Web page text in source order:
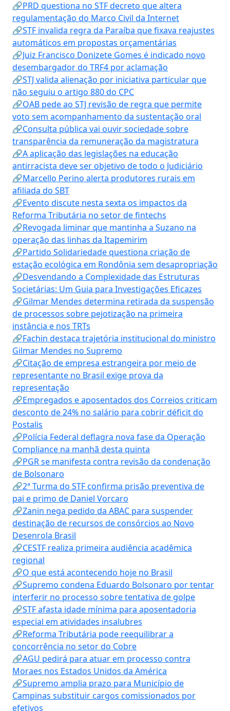
🔗PRD questiona no STF decreto que altera
regulamentação do Marco Civil da Internet
🔗STF invalida regra da Paraíba que fixava reajustes
automáticos em propostas orçamentárias
🔗Juiz Francisco Donizete Gomes é indicado novo
desembargador do TRF4 por aclamação
🔗STJ valida alienação por iniciativa particular que
não seguiu o artigo 880 do CPC
🔗OAB pede ao STJ revisão de regra que permite
voto sem acompanhamento da sustentação oral
🔗Consulta pública vai ouvir sociedade sobre
transparência da remuneração da magistratura
🔗A aplicação das legislações na educação
antirracista deve ser objetivo de todo o Judiciário
🔗Marcello Perino alerta produtores rurais em
afiliada do SBT
🔗Evento discute nesta sexta os impactos da
Reforma Tributária no setor de fintechs
🔗Revogada liminar que mantinha a Suzano na
operação das linhas da Itapemirim
🔗Partido Solidariedade questiona criação de
estação ecológica em Rondônia sem desapropriação
🔗Desvendando a Complexidade das Estruturas
Societárias: Um Guia para Investigações Eficazes
🔗Gilmar Mendes determina retirada da suspensão
de processos sobre pejotização na primeira
instância e nos TRTs
🔗Fachin destaca trajetória institucional do ministro
Gilmar Mendes no Supremo
🔗Citação de empresa estrangeira por meio de
representante no Brasil exige prova da
representação
🔗Empregados e aposentados dos Correios criticam
desconto de 24% no salário para cobrir déficit do
Postalis
🔗Polícia Federal deflagra nova fase da Operação
Compliance na manhã desta quinta
🔗PGR se manifesta contra revisão da condenação
de Bolsonaro
🔗2ª Turma do STF confirma prisão preventiva de
pai e primo de Daniel Vorcaro
🔗Zanin nega pedido da ABAC para suspender
destinação de recursos de consórcios ao Novo
Desenrola Brasil
🔗CESTF realiza primeira audiência acadêmica
regional
🔗O que está acontecendo hoje no Brasil
🔗Supremo condena Eduardo Bolsonaro por tentar
interferir no processo sobre tentativa de golpe
🔗STF afasta idade mínima para aposentadoria
especial em atividades insalubres
🔗Reforma Tributária pode reequilibrar a
concorrência no setor do Cobre
🔗AGU pedirá para atuar em processo contra
Moraes nos Estados Unidos da América
🔗Supremo amplia prazo para Município de
Campinas substituir cargos comissionados por
efetivos